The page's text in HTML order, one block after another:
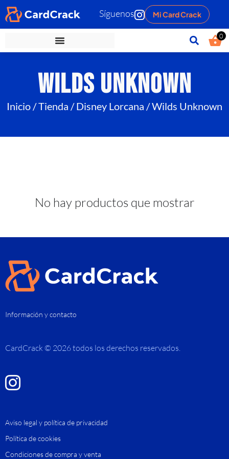
Síguenos Mi Card Crack
0
Wilds Unknown
Inicio/Tienda /Disney Lorcana / Wilds Unknown
No hay productos que mostrar
Información y contacto
CardCrack © 2026 todos los derechos reservados.
Aviso legal y política de privacidad
Política de cookies
Condiciones de compra y venta